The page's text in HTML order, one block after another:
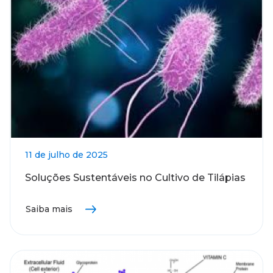
11 de julho de 2025
Soluções Sustentáveis no Cultivo de Tilápias
Saiba mais